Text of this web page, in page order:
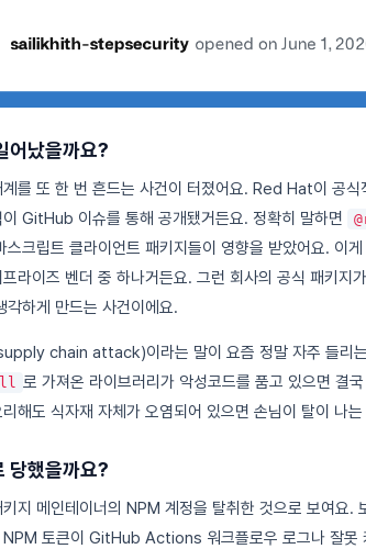
어났을까요?
계를 또 한 번 흔드는 사건이 터졌어요. Red Hat이 공
이 GitHub 이슈를 통해 공개됐거든요. 정확히 말하면
스크립트 클라이언트 패키지들이 영향을 받았어요. 이
라이즈 벤더 중 하나거든요. 그런 회사의 공식 패키지
각하게 만드는 사건이에요.
chain attack)이라는 말이 요즘 정말 자주 들리
로 가져온 라이브러리가 악성코드를 품고 있으면 결
해도 식자재 자체가 오염되어 있으면 손님이 탈이 나
당했을까요?
지 메인테이너의 NPM 계정을 탈취한 것으로 보여요.
NPM 토큰이 GitHub Actions 워크플로우 로그나 잘못